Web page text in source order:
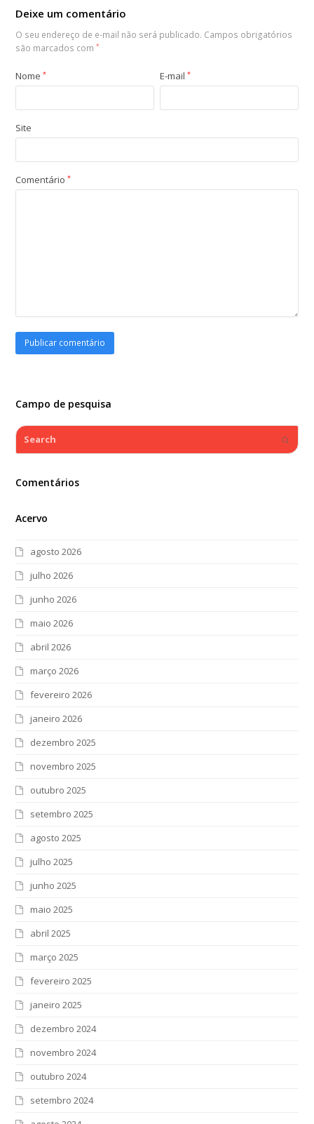
Deixe um comentário
O seu endereço de e-mail não será publicado. Campos obrigatórios
são marcados com*
Nome* E-mail*
Site
Comentário*
Campo de pesquisa
Search
Comentários
Acervo
agosto 2026
julho 2026
junho 2026
maio 2026
abril 2026
março 2026
fevereiro 2026
janeiro 2026
dezembro 2025
novembro 2025
outubro 2025
setembro 2025
agosto 2025
julho 2025
junho 2025
maio 2025
abril 2025
março 2025
fevereiro 2025
janeiro 2025
dezembro 2024
novembro 2024
outubro 2024
setembro 2024